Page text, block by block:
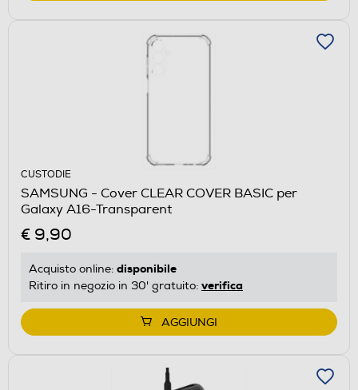
CUSTODIE
SAMSUNG - Cover CLEAR COVER BASIC per
Galaxy A16-Transparent
€ 9,90
Acquisto online: disponibile
Ritiro in negozio in 30' gratuito: verifica
AGGIUNGI